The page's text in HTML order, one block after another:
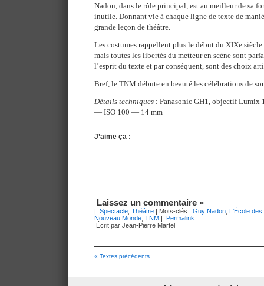
Nadon, dans le rôle principal, est au meilleur de sa
inutile. Donnant vie à chaque ligne de texte de
grande leçon de théâtre.
Les costumes rappellent plus le début du XIXe
mais toutes les libertés du metteur en scène sont
l’esprit du texte et par conséquent, sont des choix
Bref, le TNM débute en beauté les célébrations de
Détails techniques : Panasonic GH1, objectif
— ISO 100 — 14 mm
J’aime ça :
Laissez un commentaire »
| Spectacle Théâtre | Mots-clés : Guy Nadon L'École des
Nouveau Monde TNM | Permalink
Écrit par Jean-Pierre Martel
« Textes précédents